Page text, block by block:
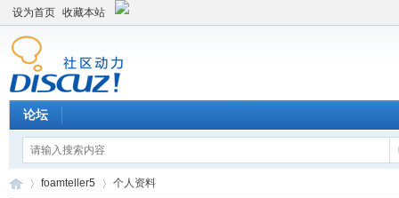
设为首页 收藏本站
论坛
foamteller5 个人资料